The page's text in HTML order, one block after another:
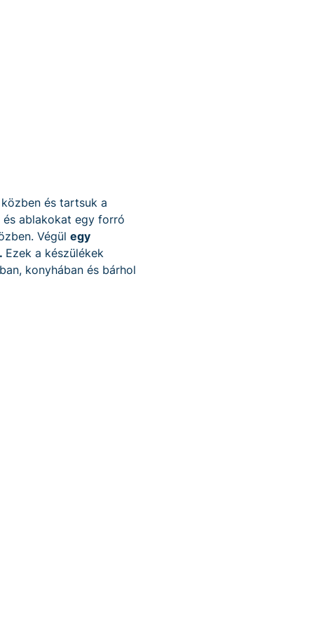
és tartsuk a
és ablakokat egy forró
Végül egy
Ezek a készülékek
konyhában és bárhol